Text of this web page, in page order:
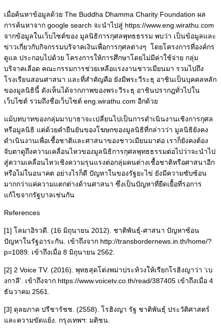
เมื่อค้นหาข้อมูลด้วย The Buddha Dhamma Charity Foundation ผล
การค้นหาจาก google search จะนำไปสู่ https://www.eng.wirathu.com
จากข้อมูลในเว็บไซต์ของ มูลนิธิการกุศลพุทธธรรม พบว่า เป็นข้อมูลและ
ข่าวเกี่ยวกับกิจกรรมบริจาคเงินเพื่อการกุศลต่างๆ โดยโครงการที่องค์กร
ดูแล ประกอบไปด้วย โครงการให้การศึกษาโดยไม่มีค่าใช้จ่าย กลุ่ม
บริจาคเลือด คณะกรรมการช่วยเหลือแรงงานชาวเมียนมา รวมไปถึง
โรงเรียนสอนศาสนา และที่สำคัญคือ ยังมีพระวีระธุ อาชินเป็นบุคคลหลัก
ของมูลนิธินี้ ดังเห็นได้จากภาพของพระวีระธุ อาชินปรากฎทั่วไปใน
เว็บไซต์ รวมถึงชื่อเว็บไซต์ eng.wirathu.com อีกด้วย
แม้บทบาทของกลุ่มมาบาธาจะเปลี่ยนไปเป็นการดำเนินงานเชิงการกุศล
หรือมูลนิธิ แต่ด้วยคำยืนยันของโฆษกของมูลนิธิที่กล่าวว่า มูลนิธิยังคง
ดำเนินงานเพื่อเชื้อชาติและศาสนาของชาวเมียนมาต่อ เราก็ยังคงต้อง
จับตาดูถึงความเคลื่อนไหวของมูลนิธิการกุศลพุทธธรรมต่อไปว่าจะนำไป
สู่ความเคลื่อนไหวเชิงความรุนแรงต่อกลุ่มคนต่างเชื้อชาติหรือศาสนาอีก
หรือไม่ในอนาคต อย่างไรก็ดี ปัญหาในของรัฐยะไข่ ยังมีความซับซ้อน
มากกว่าแค่ความแตกต่างด้านศาสนา ซึ่งเป็นปัญหาที่ยืดเยื้อที่รอการ
แก้ไขจากรัฐบาลเช่นกัน
References
[1] โลมาอิรวดี. (16 มิถุนายน 2012). ชาติพันธุ์-ศาสนา ปัญหาซ้อน
ปัญหาในรัฐอาระกัน. เข้าถึงจาก http://transbordernews.in.th/home/?
p=1089. เข้าถึงเมื่อ 8 มิถุนายน 2562.
[2] 2 Voice TV. (2016). พุทธสุดโต่งพม่าประท้วงให้เรียกโรฮิงญาว่า ‘เบ
งกาลี’. เข้าถึงจาก https://www.voicetv.co.th/read/387405 เข้าถึงเมื่อ 4
ธันวาคม 2561.
[3] ดุลยภาค ปรีชารัชช. (2558). โรฮิงญา รัฐ ชาติพันธุ์ ประวัติศาสตร์
และความขัดแย้ง. กรุงเทพฯ: มติชน.